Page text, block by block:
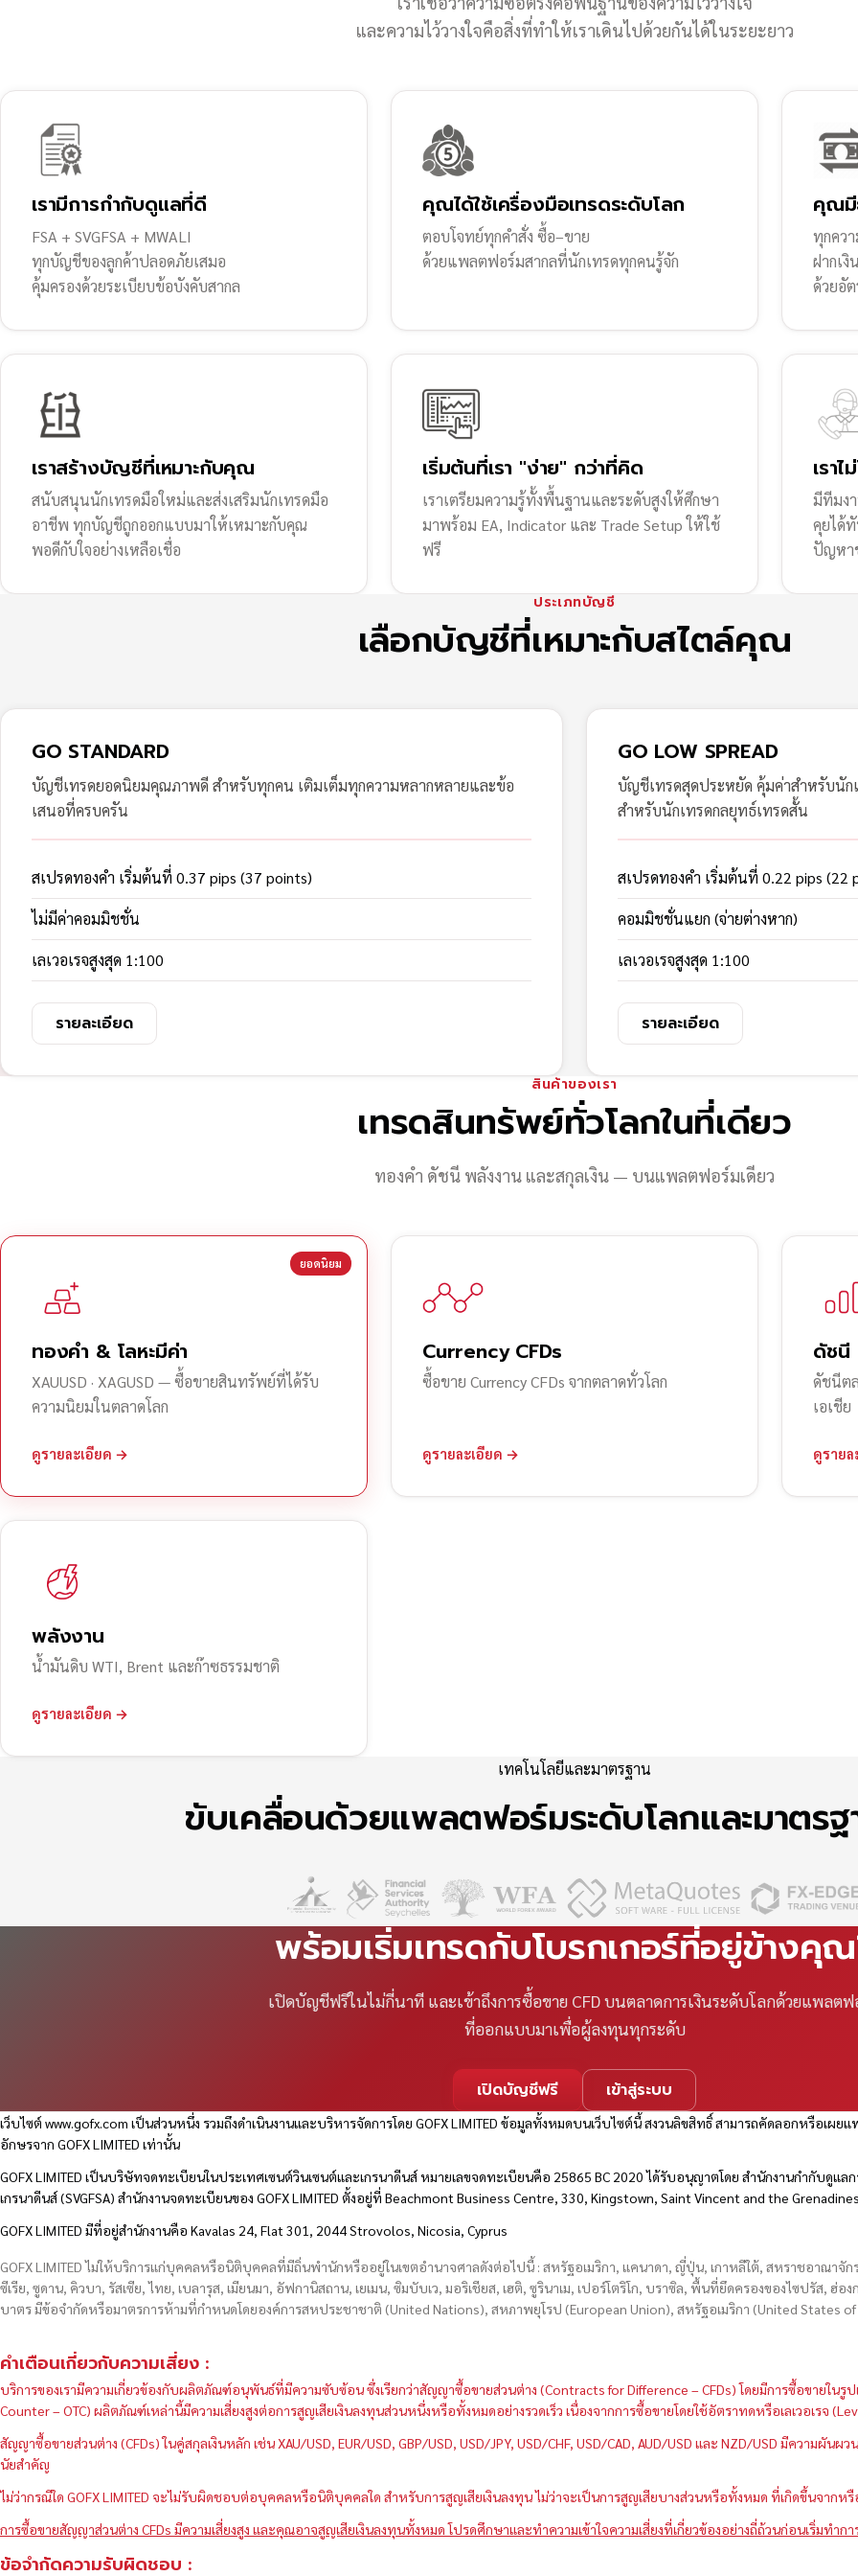
และความไว้วางใจคือสิ่งที่ทำให้เราเดินไปด้วยกันได้ในระยะยาว
เรามีการกำกับดูแลที่ดี
FSA + SVGFSA + MWALI
ทุกบัญชีของลูกค้าปลอดภัยเสมอ
คุ้มครองด้วยระเบียบข้อบังคับสากล
คุณได้ใช้เครื่องมือเทรดระดับโลก
ตอบโจทย์ทุกคำสั่ง ซื้อ–ขาย
ด้วยแพลตฟอร์มสากลที่นักเทรดทุกคนรู้จัก
คุณมี
ทุกควา
ฝากเงิ
ด้วยอั
เราสร้างบัญชีที่เหมาะกับคุณ
สนับสนุนนักเทรดมือใหม่และส่งเสริมนักเทรดมือ
อาชีพ ทุกบัญชีถูกออกแบบมาให้เหมาะกับคุณ
พอดีกับใจอย่างเหลือเชื่อ
เริ่มต้นที่เรา "ง่าย" กว่าที่คิด
เราเตรียมความรู้ทั้งพื้นฐานและระดับสูงให้ศึกษา
มาพร้อม EA, Indicator และ Trade Setup ให้ใช้
ฟรี
เรา
มีทีมง
คุยได้
ปัญหา
ประเภทบัญชี
เลือกบัญชีที่เหมาะกับสไตล์คุณ
GO STANDARD
บัญชีเทรดยอดนิยมคุณภาพดี สำหรับทุกคน เติมเต็มทุกความหลากหลายและข้อ
เสนอที่ครบครัน
สเปรดทองคำ เริ่มต้นที่ 0.37 pips (37 points)
ไม่มีค่าคอมมิชชั่น
เลเวอเรจสูงสุด 1:100
รายละเอียด
GO LOW SPREAD
บัญชีเทรดสุดประหยัด คุ้มค่าสำหรับนัก
สำหรับนักเทรดกลยุทธ์เทรดสั้น
สเปรดทองคำ เริ่มต้นที่ 0.22 pips (22
คอมมิชชั่นแยก (จ่ายต่างหาก)
เลเวอเรจสูงสุด 1:100
รายละเอียด
สินค้าของเรา
เทรดสินทรัพย์ทั่วโลกในที่เดียว
ทองคำ ดัชนี พลังงาน และสกุลเงิน — บนแพลตฟอร์มเดียว
ยอดนิยม
ทองคำ & โลหะมีค่า
XAUUSD · XAGUSD — ซื้อขายสินทรัพย์ที่ได้รับ
ความนิยมในตลาดโลก
ดูรายละเอียด →
Currency CFDs
ซื้อขาย Currency CFDs จากตลาดทั่วโลก
ดูรายละเอียด →
ดัชนี
ดัชนีต
เอเชีย
ดูราย
พลังงาน
น้ำมันดิบ WTI, Brent และก๊าซธรรมชาติ
ดูรายละเอียด →
เทคโนโลยีและมาตรฐาน
ขับเคลื่อนด้วยแพลตฟอร์มระดับโลกและมาตรฐ
พร้อมเริ่มเทรดกับโบรกเกอร์ที่อยู่ข้างคุ
เปิดบัญชีฟรีในไม่กี่นาที และเข้าถึงการซื้อขาย CFD บนตลาดการเงินระดับโลกด้วยแพลตฟ
ที่ออกแบบมาเพื่อผู้ลงทุนทุกระดับ
เปิดบัญชีฟรี เข้าสู่ระบบ
เว็บไซต์www.gofx.com เป็นส่วนหนึ่ง รวมถึงดำเนินงานและบริหารจัดการโดย GOFX LIMITED ข้อมูลทั้งหมดบนเว็บไซต์นี้ สงวนลิขสิทธิ์ สามารถคัดลอกหรือเผ
อักษรจาก GOFX LIMITED เท่านั้น
GOFX LIMITED เป็นบริษัทจดทะเบียนในประเทศเซนต์วินเซนต์และเกรนาดีนส์ หมายเลขจดทะเบียนคือ 25865 BC 2020 ได้รับอนุญาตโดย สำนักงานกำกับดูแล
เกรนาดีนส์ (SVGFSA) สำนักงานจดทะเบียนของ GOFX LIMITED ตั้งอยู่ที่ Beachmont Business Centre, 330, Kingstown, Saint Vincent and the Grenadines
GOFX LIMITED มีที่อยู่สำนักงานคือ Kavalas 24, Flat 301, 2044 Strovolos, Nicosia, Cyprus
GOFX LIMITED ไม่ให้บริการแก่บุคคลหรือนิติบุคคลที่มีถิ่นพำนักหรืออยู่ในเขตอำนาจศาลดังต่อไปนี้ : สหรัฐอเมริกา, แคนาดา, ญี่ปุ่น, เกาหลีใต้, สหราชอาณาจั
ซีเรีย, ซูดาน, คิวบา, รัสเซีย, ไทย, เบลารุส, เมียนมา, อัฟกานิสถาน, เยเมน, ซิมบับเว, มอริเชียส, เฮติ, ซูรินาเม, เปอร์โตริโก, บราซิล, พื้นที่ยึดครองของไซปรัส, ฮ่อ
บาตร มีข้อจำกัดหรือมาตรการห้ามที่กำหนดโดยองค์การสหประชาชาติ (United Nations), สหภาพยุโรป (European Union), สหรัฐอเมริกา (United States
คำเตือนเกี่ยวกับความเสี่ยง :
บริการของเรามีความเกี่ยวข้องกับผลิตภัณฑ์อนุพันธ์ที่มีความซับซ้อน ซึ่งเรียกว่าสัญญาซื้อขายส่วนต่าง (Contracts for Difference – CFDs) โดยมีการซื้อขายใ
Counter – OTC) ผลิตภัณฑ์เหล่านี้มีความเสี่ยงสูงต่อการสูญเสียเงินลงทุนส่วนหนึ่งหรือทั้งหมดอย่างรวดเร็ว เนื่องจากการซื้อขายโดยใช้อัตราทดหรือเลเวอเรจ
สัญญาซื้อขายส่วนต่าง (CFDs) ในคู่สกุลเงินหลัก เช่น XAU/USD, EUR/USD, GBP/USD, USD/JPY, USD/CHF, USD/CAD, AUD/USD และ NZD/USD มีความผัน
นัยสำคัญ
ไม่ว่ากรณีใด GOFX LIMITED จะไม่รับผิดชอบต่อบุคคลหรือนิติบุคคลใด สำหรับการสูญเสียเงินลงทุน ไม่ว่าจะเป็นการสูญเสียบางส่วนหรือทั้งหมด ที่เกิดขึ้นจากหรื
การซื้อขายสัญญาส่วนต่าง CFDs มีความเสี่ยงสูง และคุณอาจสูญเสียเงินลงทุนทั้งหมด โปรดศึกษาและทำความเข้าใจความเสี่ยงที่เกี่ยวข้องอย่างถี่ถ้วนก่อนเริ่มทำกา
ข้อจำกัดความรับผิดชอบ :